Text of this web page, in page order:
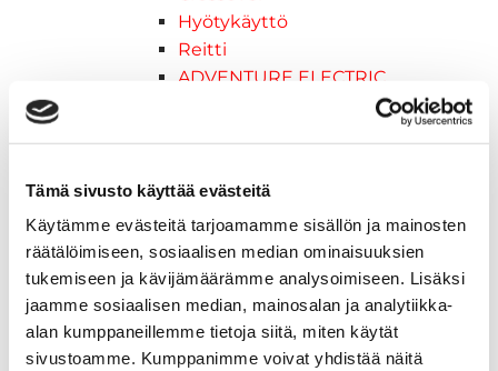
Tämä sivusto käyttää evästeitä
Käytämme evästeitä tarjoamamme sisällön ja mainosten
räätälöimiseen, sosiaalisen median ominaisuuksien
tukemiseen ja kävijämäärämme analysoimiseen. Lisäksi
jaamme sosiaalisen median, mainosalan ja analytiikka-
alan kumppaneillemme tietoja siitä, miten käytät
sivustoamme. Kumppanimme voivat yhdistää näitä
Hyötykäyttö
Reitti
ADVENTURE ELECTRIC
Hyötykäyttö
Reitti
Sähkö
Nuoriso
Kelkkavarusteet & tarvikkeet
AJOASUT
Ajohanskat